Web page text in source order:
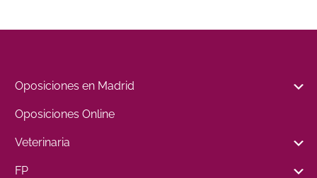
Oposiciones en Madrid
Oposiciones Online
Veterinaria
FP